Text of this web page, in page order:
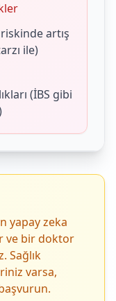
artış
ile)
(İBS gibi
yapay zeka
ve bir doktor
Sağlık
varsa,